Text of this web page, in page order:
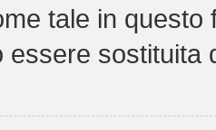
tale in
essere sostituita